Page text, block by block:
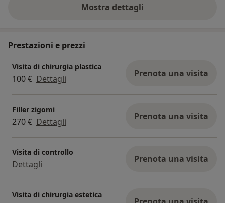
Mostra dettagli
sull'esperienza
Prestazioni e prezzi
Visita di chirurgia plastica
100 € Dettagli Prenota una visita
Filler zigomi
270 € Dettagli Prenota una visita
Visita di controllo
Dettagli Prenota una visita
Visita di chirurgia estetica